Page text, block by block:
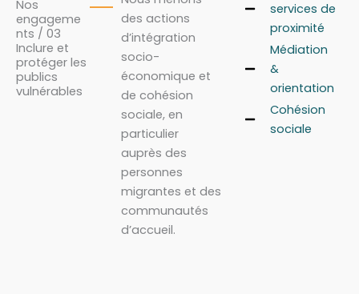
Nos
engageme
nts / 03
Inclure et
protéger les
publics
vulnérables
des actions
d’intégration
socio-
économique et
de cohésion
sociale, en
particulier
auprès des
personnes
migrantes et des
communautés
d’accueil.
services de
proximité
Médiation
&
orientation
Cohésion
sociale